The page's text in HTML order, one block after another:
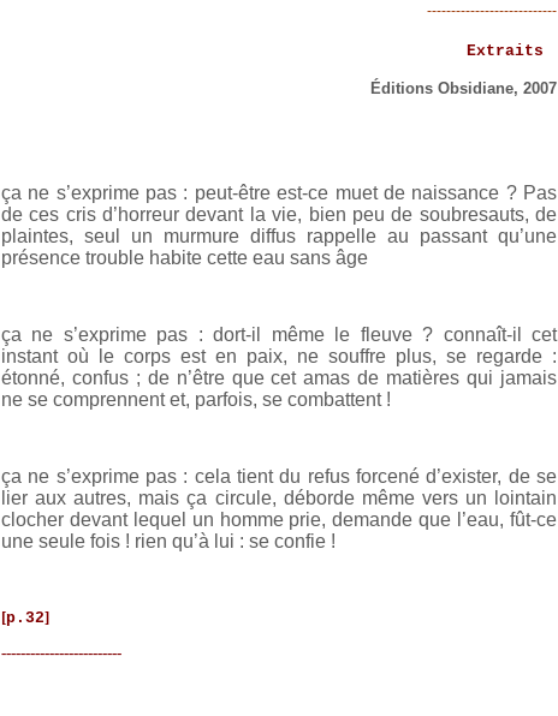
---------------------------
Extraits
Éditions Obsidiane, 2007
ça ne s’exprime pas : peut-être est-ce muet de naissance ? Pas
de ces cris d’horreur devant la vie, bien peu de soubresauts, de
plaintes, seul un murmure diffus rappelle au passant qu’une
présence trouble habite cette eau sans âge
ça ne s’exprime pas : dort-il même le fleuve ? connaît-il cet
instant où le corps est en paix, ne souffre plus, se regarde :
étonné, confus ; de n’être que cet amas de matières qui jamais
ne se comprennent et, parfois, se combattent !
ça ne s’exprime pas : cela tient du refus forcené d’exister, de se
lier aux autres, mais ça circule, déborde même vers un lointain
clocher devant lequel un homme prie, demande que l’eau, fût-ce
une seule fois ! rien qu’à lui : se confie !
[p.32]
-------------------------